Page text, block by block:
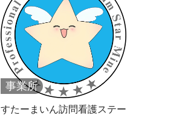
事業所
すたーまいん訪問看護ステー